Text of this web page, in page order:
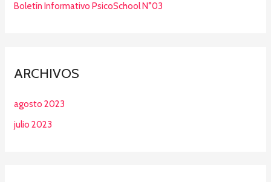
Boletín Informativo PsicoSchool N°03
ARCHIVOS
agosto 2023
julio 2023